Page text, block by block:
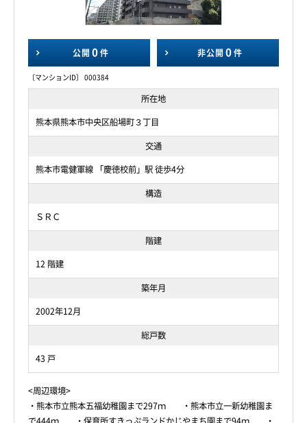
公開 0 件 非公開 0 件
〔マンションID〕 000384
所在地
熊本県熊本市中央区船場町３丁目
交通
熊本市電健軍線 「慶徳校前」駅 徒歩4分
構造
ＳＲＣ
階建
12 階建
築年月
2002年12月
総戸数
43 戸
<周辺環境>
・熊本市立熊本五福幼稚園まで297ｍ ・熊本市立一新幼稚園ま
で444ｍ ・保育所すきっぷランドかじやまち園まで94ｍ ・